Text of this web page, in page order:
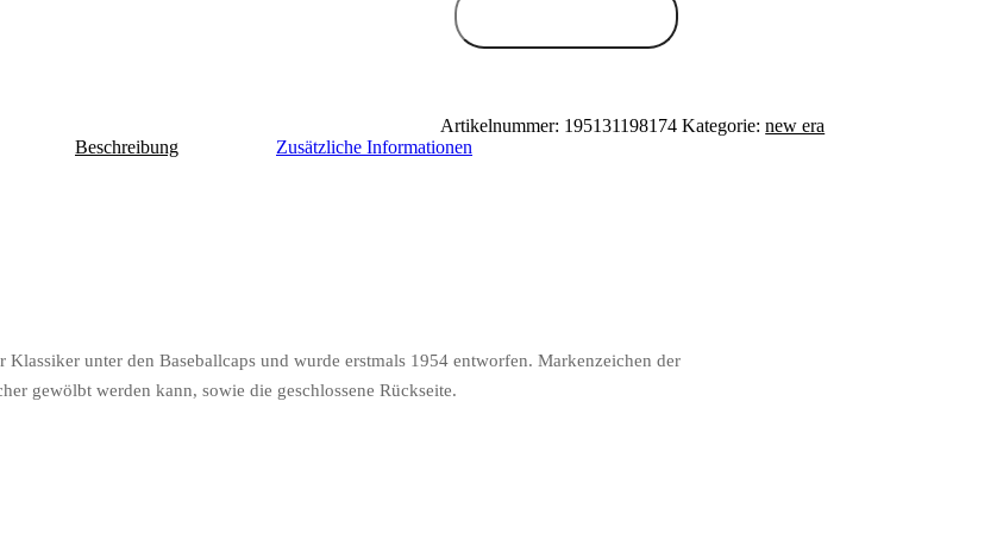
Artikelnummer: 195131198174 Kategorie:new era
Beschreibung
Zusätzliche Informationen
unter den Baseballcaps und wurde erstmals 1954 entworfen. Markenzeichen der
gewölbt werden kann, sowie die geschlossene Rückseite.